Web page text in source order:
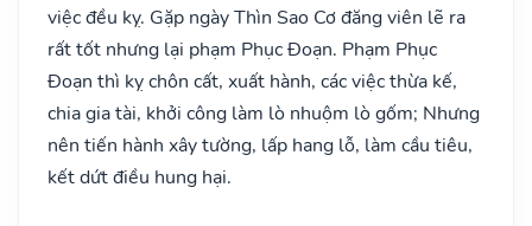
việc đều kỵ. Gặp ngày Thìn Sao Cơ đăng viên lẽ ra
rất tốt nhưng lại phạm Phục Đoạn. Phạm Phục
Đoạn thì kỵ chôn cất, xuất hành, các việc thừa kế,
chia gia tài, khởi công làm lò nhuộm lò gốm; Nhưng
nên tiến hành xây tường, lấp hang lỗ, làm cầu tiêu,
kết dứt điều hung hại.